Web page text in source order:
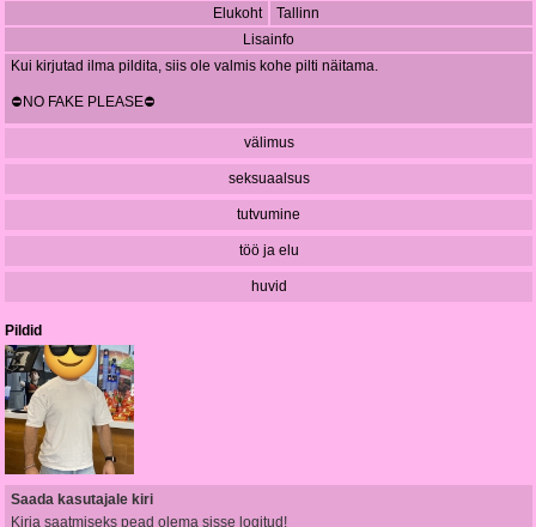
Elukoht
Tallinn
Lisainfo
Kui kirjutad ilma pildita, siis ole valmis kohe pilti näitama.
⛔️NO FAKE PLEASE⛔️
välimus
seksuaalsus
tutvumine
töö ja elu
huvid
Pildid
Saada kasutajale kiri
Kirja saatmiseks pead olema sisse logitud!